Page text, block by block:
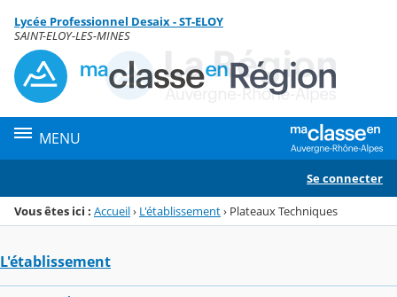
Menu de la rubrique
Contenu
Lycée Professionnel Desaix - ST-ELOY
SAINT-ELOY-LES-MINES
MENU
Se connecter
Vous êtes ici : Accueil› L'établissement› Plateaux Techniques
L'établissement